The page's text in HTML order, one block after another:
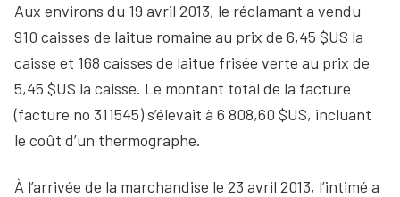
Aux environs du 19 avril 2013, le réclamant a vendu
910 caisses de laitue romaine au prix de 6,45 $US la
caisse et 168 caisses de laitue frisée verte au prix de
5,45 $US la caisse. Le montant total de la facture
(facture no 311545) s’élevait à 6 808,60 $US, incluant
le coût d’un thermographe.
À l’arrivée de la marchandise le 23 avril 2013, l’intimé a